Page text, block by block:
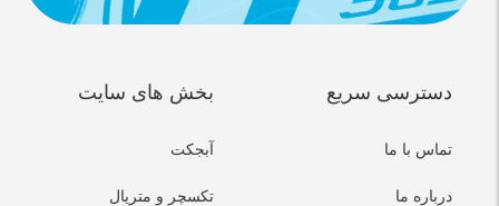
دسترسی سریع
تماس با ما
درباره ما
بخش های سایت
آبجکت
تکسچر و متریال